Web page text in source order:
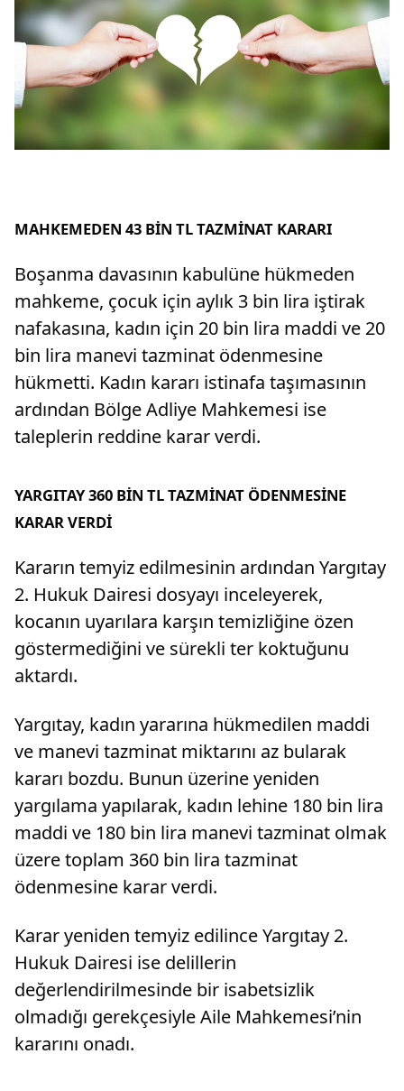
MAHKEMEDEN 43 BİN TL TAZMİNAT KARARI
Boşanma davasının kabulüne hükmeden
mahkeme, çocuk için aylık 3 bin lira iştirak
nafakasına, kadın için 20 bin lira maddi ve 20
bin lira manevi tazminat ödenmesine
hükmetti. Kadın kararı istinafa taşımasının
ardından Bölge Adliye Mahkemesi ise
taleplerin reddine karar verdi.
YARGITAY 360 BİN TL TAZMİNAT ÖDENMESİNE
KARAR VERDİ
Kararın temyiz edilmesinin ardından Yargıtay
2. Hukuk Dairesi dosyayı inceleyerek,
kocanın uyarılara karşın temizliğine özen
göstermediğini ve sürekli ter koktuğunu
aktardı.
Yargıtay, kadın yararına hükmedilen maddi
ve manevi tazminat miktarını az bularak
kararı bozdu. Bunun üzerine yeniden
yargılama yapılarak, kadın lehine 180 bin lira
maddi ve 180 bin lira manevi tazminat olmak
üzere toplam 360 bin lira tazminat
ödenmesine karar verdi.
Karar yeniden temyiz edilince Yargıtay 2.
Hukuk Dairesi ise delillerin
değerlendirilmesinde bir isabetsizlik
olmadığı gerekçesiyle Aile Mahkemesi’nin
kararını onadı.